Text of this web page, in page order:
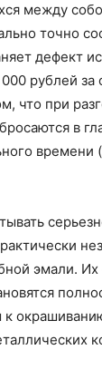
между
точно
дефект
рублей
что при
в
эмали.
к